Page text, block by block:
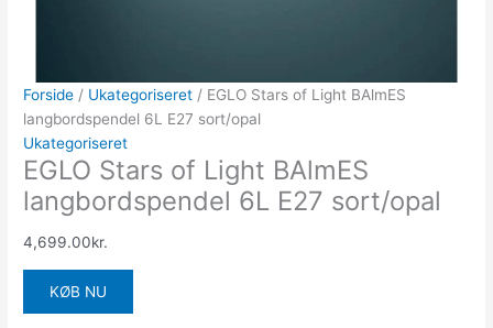
Forside / Ukategoriseret / EGLO Stars of Light BAlmES
langbordspendel 6L E27 sort/opal
Ukategoriseret
EGLO Stars of Light BAlmES
langbordspendel 6L E27 sort/opal
4,699.00kr.
KØB NU